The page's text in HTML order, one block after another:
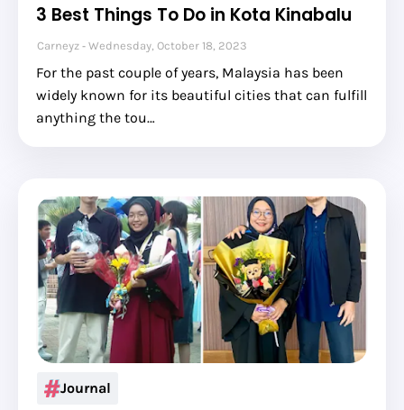
3 Best Things To Do in Kota Kinabalu
Carneyz Wednesday, October 18, 2023
For the past couple of years, Malaysia has been
widely known for its beautiful cities that can fulfill
anything the tou…
Journal